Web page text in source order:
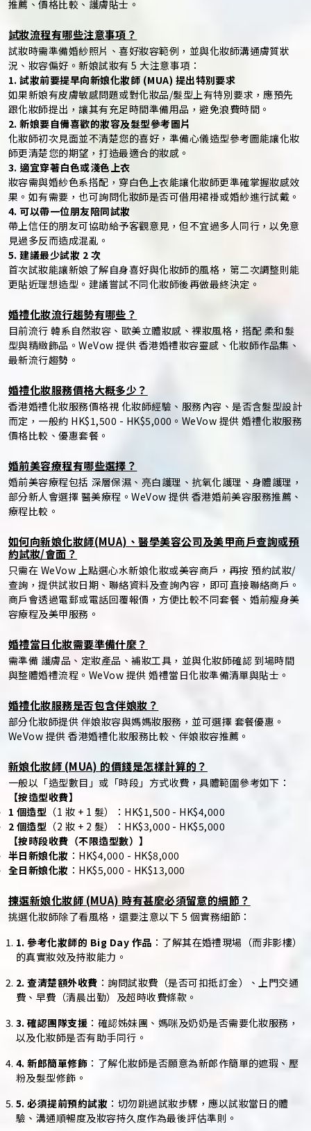
推薦、價格比較、護膚貼士。
試妝流程有哪些注意事項？
試妝時需準備婚紗照片、喜好妝容範例，並與化妝師溝通膚質狀
況、妝容偏好。新娘試妝有 5 大注意事項：
1. 試妝前要提早向新娘化妝師 (MUA) 提出特別要求
如果新娘有皮膚敏感問題或對化妝品/髮型上有特別要求，應預先
跟化妝師提出，讓其有充足時間準備用品，避免浪費時間。
2. 新娘要自備喜歡的妝容及髮型參考圖片
化妝師初次見面並不清楚您的喜好，準備心儀造型參考圖能讓化妝
師更清楚您的期望，打造最適合的妝感。
3. 適宜穿著白色或淺色上衣
妝容需與婚紗色系搭配，穿白色上衣能讓化妝師更準確掌握妝感效
果。如有需要，也可詢問化妝師是否可借用裙褂或婚紗進行試戴。
4. 可以帶一位朋友陪同試妝
帶上信任的朋友可協助給予客觀意見，但不宜過多人同行，以免意
見過多反而造成混亂。
5. 建議最少試妝 2 次
首次試妝能讓新娘了解自身喜好與化妝師的風格，第二次調整則能
更貼近理想造型。建議嘗試不同化妝師後再做最終決定。
婚禮化妝流行趨勢有哪些？
目前流行 韓系自然妝容、歐美立體妝感、裸妝風格，搭配 柔和髮
型與精緻飾品。WeVow 提供 香港婚禮妝容靈感、化妝師作品集、
最新流行趨勢。
婚禮化妝服務價格大概多少？
香港婚禮化妝服務價格視 化妝師經驗、服務內容、是否含髮型設計
而定，一般約 HK$1,500 - HK$5,000。WeVow 提供 婚禮化妝服務
價格比較、優惠套餐。
婚前美容療程有哪些選擇？
婚前美容療程包括 深層保濕、亮白護理、抗氧化護理、身體護理，
部分新人會選擇 醫美療程。WeVow 提供 香港婚前美容服務推薦、
療程比較。
如何向新娘化妝師(MUA)、醫學美容公司及美甲商戶查詢或預
約試妝/會面？
只需在 WeVow 上點選心水新娘化妝或美容商戶，再按 預約試妝/
查詢，提供試妝日期、聯絡資料及查詢內容，即可直接聯絡商戶。
商戶會透過電郵或電話回覆報價，方便比較不同套餐、婚前瘦身美
容療程及美甲服務。
婚禮當日化妝需要準備什麼？
需準備 護膚品、定妝產品、補妝工具，並與化妝師確認 到場時間
與整體婚禮流程。WeVow 提供 婚禮當日化妝準備清單與貼士。
婚禮化妝服務是否包含伴娘妝？
部分化妝師提供 伴娘妝容與媽媽妝服務，並可選擇 套餐優惠。
WeVow 提供 香港婚禮化妝服務比較、伴娘妝容推薦。
新娘化妝師 (MUA) 的價錢是怎樣計算的？
一般以「造型數目」或「時段」方式收費，具體範圍參考如下：
【按造型收費】
1 個造型 （1 妝 + 1 髮）：HK$1,500 - HK$4,000
2 個造型 （2 妝 + 2 髮）：HK$3,000 - HK$5,000
【按時段收費（不限造型數）】
半日新娘化妝 ：HK$4,000 - HK$8,000
全日新娘化妝 ：HK$5,000 - HK$13,000
揀選新娘化妝師 (MUA) 時有甚麼必須留意的細節？
挑選化妝師除了看風格，還要注意以下 5 個實務細節：
1. 參考化妝師的 Big Day 作品 ：了解其在婚禮現場（而非影樓）
的真實妝效及持妝能力。
2. 查清楚額外收費 ：詢問試妝費（是否可扣抵訂金）、上門交通
費、早費（清晨出勤）及超時收費條款。
3. 確認團隊支援 ：確認姊妹團、媽咪及奶奶是否需要化妝服務，
以及化妝師是否有助手同行。
4. 新郎簡單修飾 ：了解化妝師是否願意為新郎作簡單的遮瑕、壓
粉及髮型修飾。
5. 必須提前預約試妝 ：切勿跳過試妝步驟，應以試妝當日的體
驗、溝通順暢度及妝容持久度作為最後評估準則。